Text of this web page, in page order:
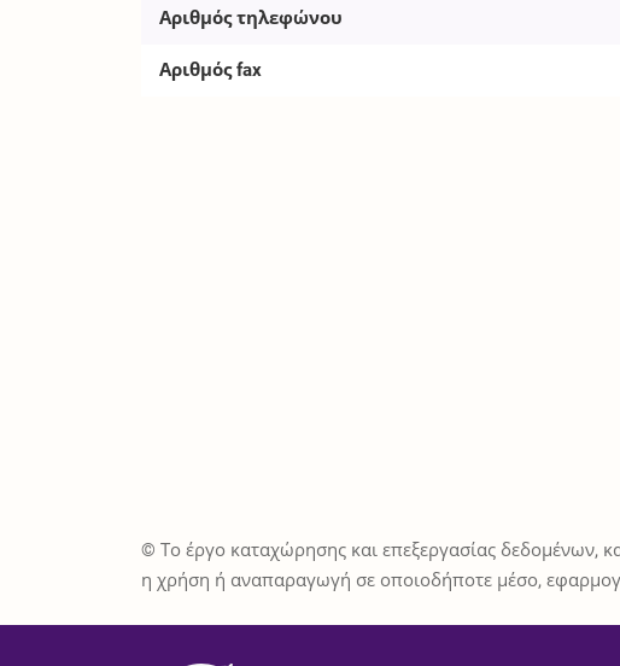
Αριθμός τηλεφώνου
Αριθμός fax
© Το έργο καταχώρησης και επεξεργασίας δεδομένων,
η χρήση ή αναπαραγωγή σε οποιοδήποτε μέσο,